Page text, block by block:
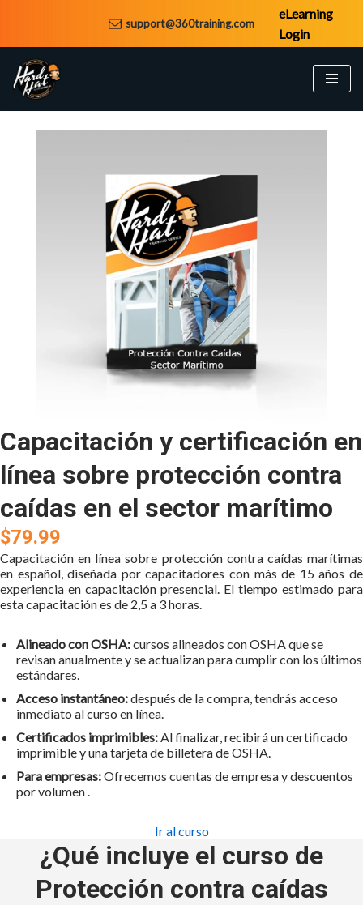
contenido
support@360training.com
eLearning
Login
Capacitación y certificación en
línea sobre protección contra
caídas en el sector marítimo
$79.99
Capacitación en línea sobre protección contra caídas marítimas
en español, diseñada por capacitadores con más de 15 años de
experiencia en capacitación presencial. El tiempo estimado para
esta capacitación es de 2,5 a 3 horas.
Alineado con OSHA:cursos alineados con OSHA que se
revisan anualmente y se actualizan para cumplir con los últimos
estándares.
Acceso instantáneo:después de la compra, tendrás acceso
inmediato al curso en línea.
Certificados imprimibles: Al finalizar, recibirá un certificado
imprimible y una tarjeta de billetera de OSHA.
Para empresas:Ofrecemos cuentas de empresaydescuentos
por volumen
Ir al curso
¿Qué incluye el curso de
Protección contra caídas